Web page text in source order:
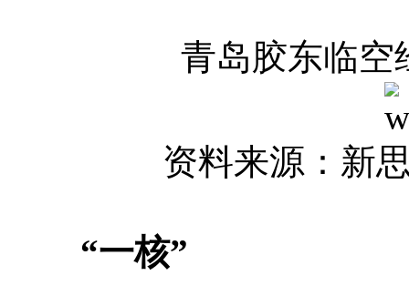
青岛胶东临空
资料来源：新
“一核”